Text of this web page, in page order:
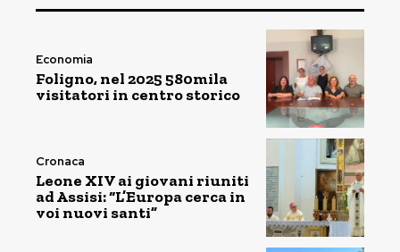
Economia
Foligno, nel 2025 580mila
visitatori in centro storico
Cronaca
Leone XIV ai giovani riuniti
ad Assisi: “L’Europa cerca in
voi nuovi santi”